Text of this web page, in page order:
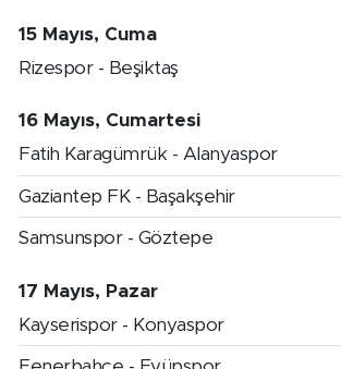
15 Mayıs, Cuma
Rizespor - Beşiktaş
16 Mayıs, Cumartesi
Fatih Karagümrük - Alanyaspor
Gaziantep FK - Başakşehir
Samsunspor - Göztepe
17 Mayıs, Pazar
Kayserispor - Konyaspor